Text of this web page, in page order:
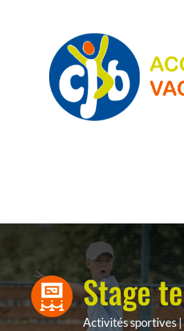
Stage
Activités sportives|